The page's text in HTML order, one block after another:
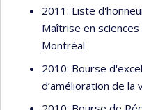
2011: Liste
Maîtrise en
Montréal
2010: Bourse
d’amélioration de la